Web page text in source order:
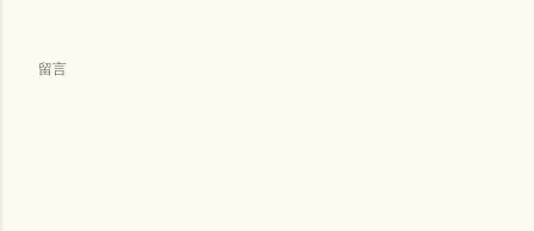
留言